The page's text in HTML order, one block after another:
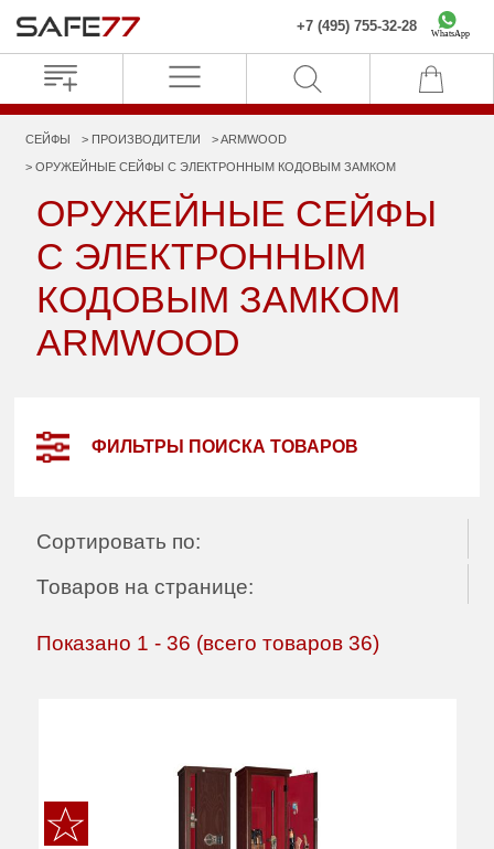
+7 (495) 755-32-28 WhatsApp
СЕЙФЫ ПРОИЗВОДИТЕЛИ ARMWOOD
ОРУЖЕЙНЫЕ СЕЙФЫ С ЭЛЕКТРОННЫМ КОДОВЫМ ЗАМКОМ
ОРУЖЕЙНЫЕ СЕЙФЫ
С ЭЛЕКТРОННЫМ
КОДОВЫМ ЗАМКОМ
ARMWOOD
ФИЛЬТРЫ ПОИСКА ТОВАРОВ
Сортировать по:
Товаров на странице:
Показано 1 -36 (всего товаров 36)